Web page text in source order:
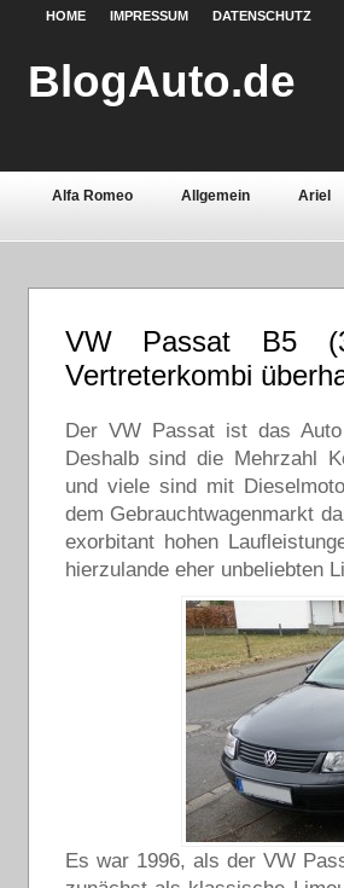
HOME IMPRESSUM DATENSCHUTZ
BlogAuto.de
Alfa Romeo Allgemein Ariel
Chevrolet Chrysler Citroën
Lamborghini Lancia Land
Volvo Wartburg Werkstoffe
VW Passat B5
Vertreterkombi
Der VW Passat ist das
Deshalb sind die Mehrzahl
und viele sind mit
dem Gebrauchtwagenmarkt
exorbitant hohen
hierzulande eher unbeliebten
Es war 1996, als der VW